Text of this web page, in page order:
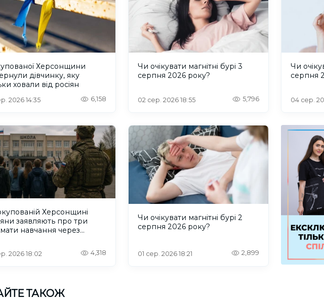
Херсонщини
дівчинку, яку
ховали від росіян
2026 14:35 6,158
Чи очікувати магнітні бурі 3
серпня 2026 року?
02 сер. 2026 18:55 5,796
Чи
серпня
04 сер.
Херсонщині
заявляють про три
навчання через
2026 18:02 4,318
Чи очікувати магнітні бурі 2
серпня 2026 року?
01 сер. 2026 18:21 2,899
ТАКОЖ